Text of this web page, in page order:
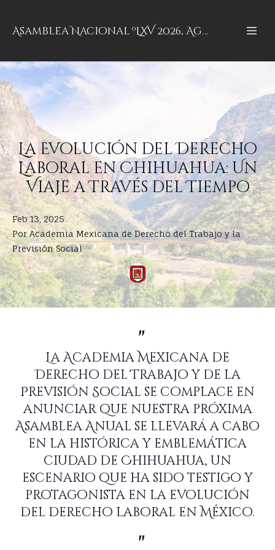
Asamblea Nacional ºLXV 2026, Aguascalientes, Aguascalientes
La Evolución del Derecho
Laboral en Chihuahua: Un
Viaje a Través del Tiempo
Feb 13, 2025
Por Academia Mexicana de Derecho del Trabajo y la
Previsión Social
La Academia Mexicana de
Derecho del Trabajo y de la
Previsión Social se complace en
anunciar que nuestra próxima
Asamblea Anual se llevará a cabo
en la histórica y emblemática
ciudad de Chihuahua, un
escenario que ha sido testigo y
protagonista en la evolución
del derecho laboral en México.